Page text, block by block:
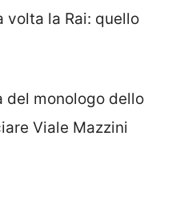
volta la Rai: quello
del monologo dello
Viale Mazzini